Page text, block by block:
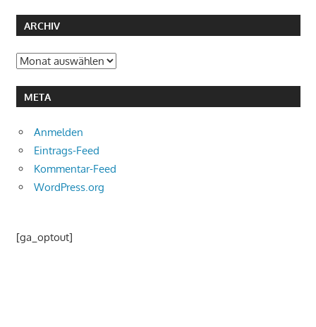
ARCHIV
Archiv
META
Anmelden
Eintrags-Feed
Kommentar-Feed
WordPress.org
[ga_optout]